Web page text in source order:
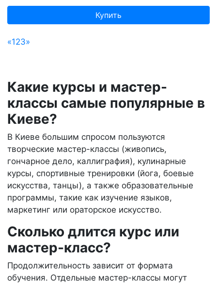
Купить
«123»
Какие курсы и мастер-
классы самые популярные в
Киеве?
В Киеве большим спросом пользуются
творческие мастер-классы (живопись,
гончарное дело, каллиграфия), кулинарные
курсы, спортивные тренировки (йога, боевые
искусства, танцы), а также образовательные
программы, такие как изучение языков,
маркетинг или ораторское искусство.
Сколько длится курс или
мастер-класс?
Продолжительность зависит от формата
обучения. Отдельные мастер-классы могут